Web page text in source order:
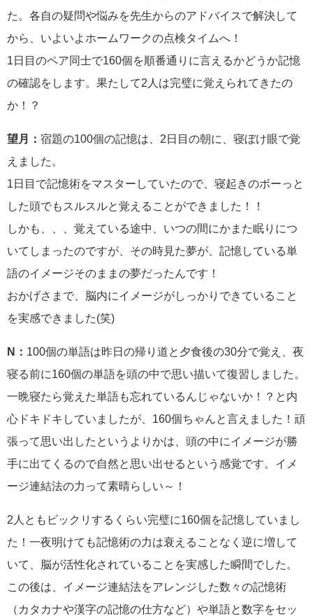
た。各自の疑問や悩みを先生からのアドバイスで解決して
から、いよいよホームワークの点検タイムへ！
1日目のペア同士で160個を順番通りに言えるかどうか記憶
の確認をします。果たして2人は完璧に覚えられてきたの
か！？
望月： 宿題の100個の記憶は、2日目の朝に、寝ぼけ眼で覚
えました。
1日目で記憶術をマスターしていたので、寝起きのボーっと
した頭でもスルスルと覚えることができました！！
しかも、、、覚えている途中、いつの間にかまた眠りにつ
いてしまったのですが、その時見た夢が、記憶している単
語のイメージそのままの夢だったんです！
おかげさまで、脳内にイメージがしっかりできていること
を実感できました(笑)
N： 100個の単語は昨日の帰り道と夕食後の30分で覚え、夜
寝る前に160個の単語を頭の中で思い描いて復習しました。
一晩寝たら覚えた単語も忘れているんじゃないか！？と内
心ドキドキしていましたが、160個ちゃんと言えました！頑
張って思い出したというよりかは、頭の中にイメージが勝
手に出てくるので自然と思い出せるという感覚です。イメ
ージ連結法の力って素晴らしい～！
2人ともビックリするくらい完璧に160個を記憶していまし
た！一夜明けても記憶術の力は衰えることなく逆に増して
いて、脳が活性化されていることを実感した瞬間でした。
この後は、イメージ連結法をアレンジした数々の記憶術
（カタカナや漢字の記憶の仕方など）や単語と数字をセッ